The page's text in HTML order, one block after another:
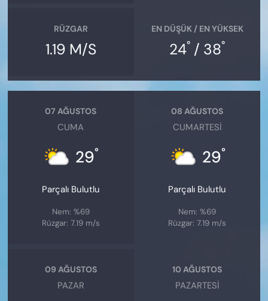
RÜZGAR
1.19 M/S
EN DÜŞÜK / EN YÜKSEK
24° / 38°
07 AĞUSTOS
CUMA
29°
Parçalı Bulutlu
Nem: %69
Rüzgar: 7.19 m/s
08 AĞUSTOS
CUMARTESI
29°
Parçalı Bulutlu
Nem: %69
Rüzgar: 7.19 m/s
09 AĞUSTOS
PAZAR
10 AĞUSTOS
PAZARTESI